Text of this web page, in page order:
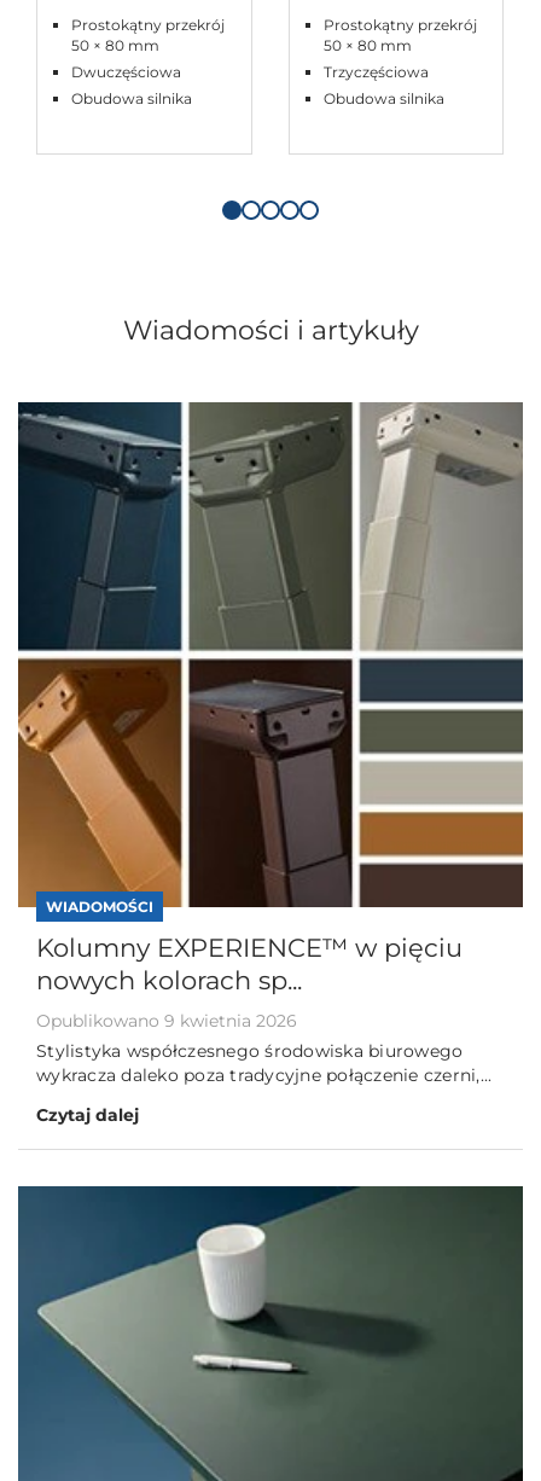
Prostokątny przekrój
50 × 80 mm
Dwuczęściowa
Obudowa silnika
Prostokątny przekrój
50 × 80 mm
Trzyczęściowa
Obudowa silnika
Wiadomości i artykuły
WIADOMOŚCI
Kolumny EXPERIENCE™ w pięciu
nowych kolorach sp...
Opublikowano 9 kwietnia 2026
Stylistyka współczesnego środowiska biurowego
wykracza daleko poza tradycyjne połączenie czerni,...
Czytaj dalej